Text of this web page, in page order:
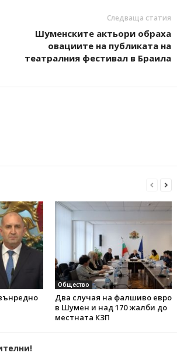
Следваща статия
Шуменските актьори обраха
овациите на публиката на
театралния фестивал в Браила
Общество
Два случая на фалшиво евро
в Шумен и над 170 жалби до
местната КЗП